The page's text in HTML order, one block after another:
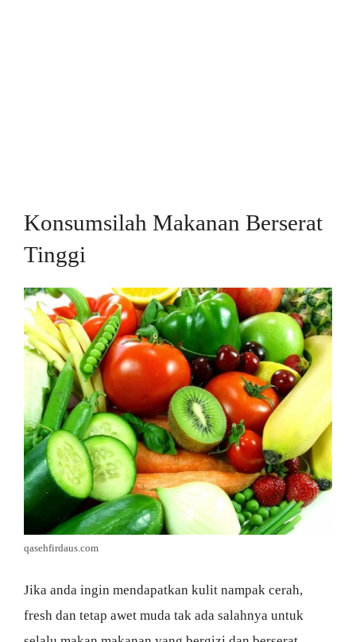
Konsumsilah Makanan Berserat
Tinggi
qasehfirdaus.com
Jika anda ingin mendapatkan kulit nampak cerah,
fresh dan tetap awet muda tak ada salahnya untuk